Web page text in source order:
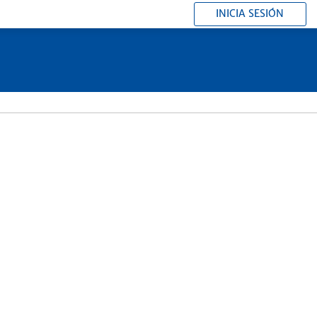
INICIA SESIÓN